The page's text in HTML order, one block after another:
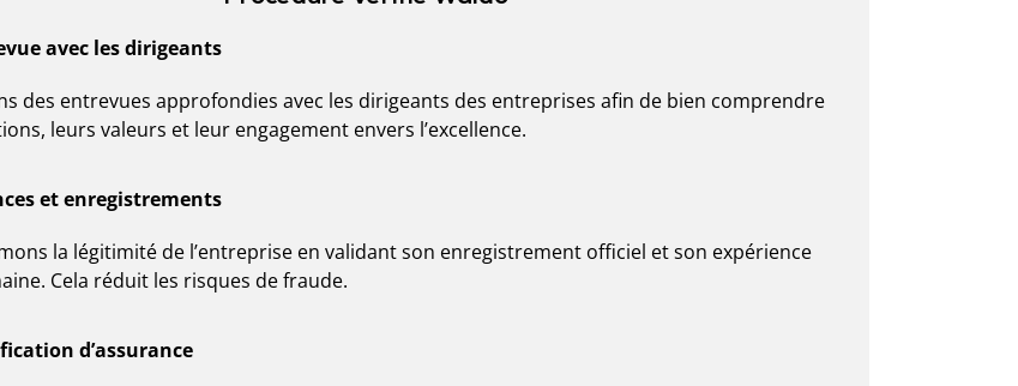
avec les dirigeants
des entrevues approfondies avec les dirigeants des entreprises afin de bien comprendre
leurs valeurs et leur engagement envers l’excellence.
et enregistrements
la légitimité de l’entreprise en validant son enregistrement officiel et son expérience
Cela réduit les risques de fraude.
d’assurance